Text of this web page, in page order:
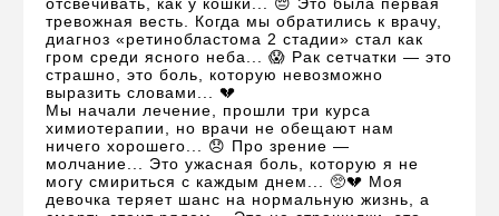
тревожная весть. Когда мы обратились к врачу,
диагноз «ретинобластома 2 стадии» стал как
гром среди ясного неба... 😱 Рак сетчатки — это
страшно, это боль, которую невозможно
выразить словами... 💔
Мы начали лечение, прошли три курса
химиотерапии, но врачи не обещают нам
ничего хорошего... 😞 Про зрение —
молчание... Это ужасная боль, которую я не
могу смириться с каждым днем... 🥺💔 Моя
девочка теряет шанс на нормальную жизнь, а